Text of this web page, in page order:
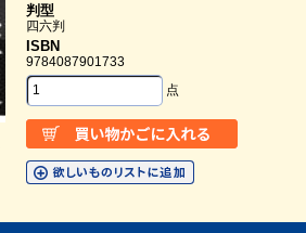
判型
四六判
ISBN
9784087901733
点